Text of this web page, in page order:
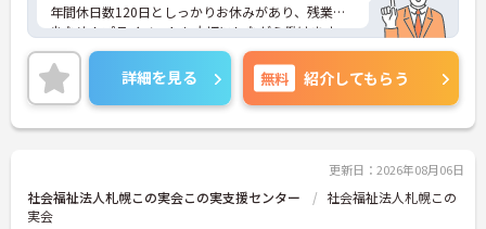
年間休日数120日としっかりお休みがあり、残業も
少なめ！プライベートも大切にしながら働けます。
ご興味ある方には、面接のポイントなど、さらに詳
細をお話致しますのでお気軽にご相談ください。
詳細を見る 無料 紹介してもらう
更新日：2026年08月06日
社会福祉法人札幌この実会この実支援センター
社会福祉法人札幌この
実会